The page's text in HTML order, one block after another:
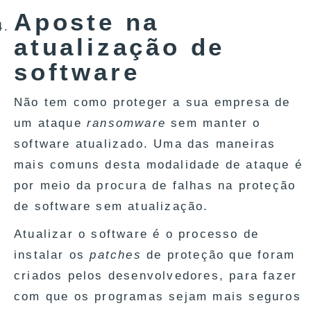
Aposte na
atualização de
software
Não tem como proteger a sua empresa de
um ataque ransomware sem manter o
software atualizado. Uma das maneiras
mais comuns desta modalidade de ataque é
por meio da procura de falhas na proteção
de software sem atualização.
Atualizar o software é o processo de
instalar ospatches de proteção que foram
criados pelos desenvolvedores, para fazer
com que os programas sejam mais seguros